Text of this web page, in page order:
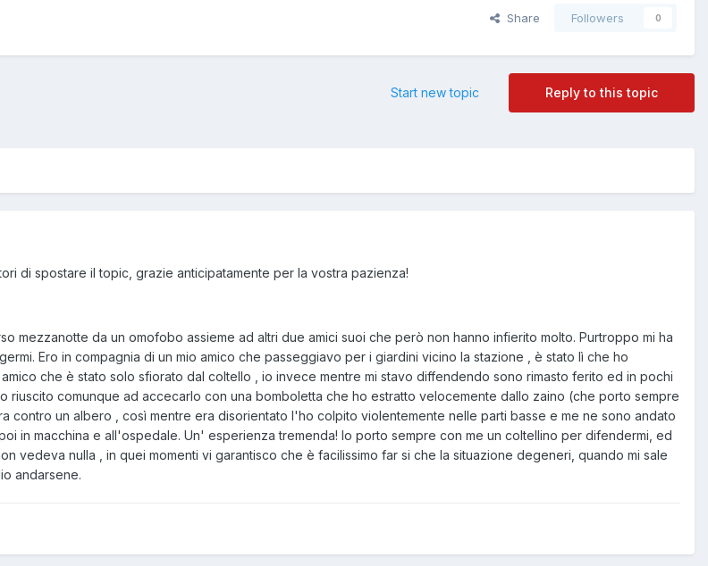
Share Followers 0
Reply to this topic
Start new topic
di spostare il topic, grazie anticipatamente per la vostra pazienza!
mezzanotte da un omofobo assieme ad altri due amici suoi che però non hanno infierito molto. Purtroppo mi ha
Ero in compagnia di un mio amico che passeggiavo per i giardini vicino la stazione , è stato lì che ho
che è stato solo sfiorato dal coltello , io invece mentre mi stavo diffendendo sono rimasto ferito ed in pochi
riuscito comunque ad accecarlo con una bomboletta che ho estratto velocemente dallo zaino (che porto sempre
contro un albero , così mentre era disorientato l'ho colpito violentemente nelle parti basse e me ne sono andato
in macchina e all'ospedale. Un' esperienza tremenda! Io porto sempre con me un coltellino per difendermi, ed
vedeva nulla , in quei momenti vi garantisco che è facilissimo far si che la situazione degeneri, quando mi sale
andarsene.